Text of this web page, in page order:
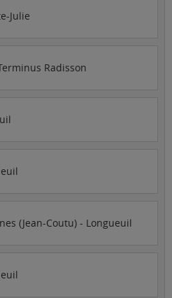
Julie
Radisson
(Jean-Coutu) - Longueuil